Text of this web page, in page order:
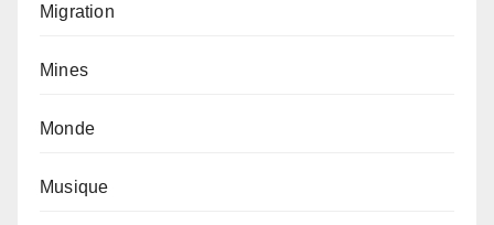
Migration
Mines
Monde
Musique